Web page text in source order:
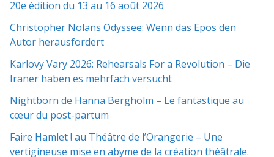
20e édition du 13 au 16 août 2026
Christopher Nolans Odyssee: Wenn das Epos den
Autor herausfordert
Karlovy Vary 2026: Rehearsals For a Revolution – Die
Iraner haben es mehrfach versucht
Nightborn de Hanna Bergholm – Le fantastique au
cœur du post-partum
Faire Hamlet ! au Théâtre de l’Orangerie – Une
vertigineuse mise en abyme de la création théâtrale.